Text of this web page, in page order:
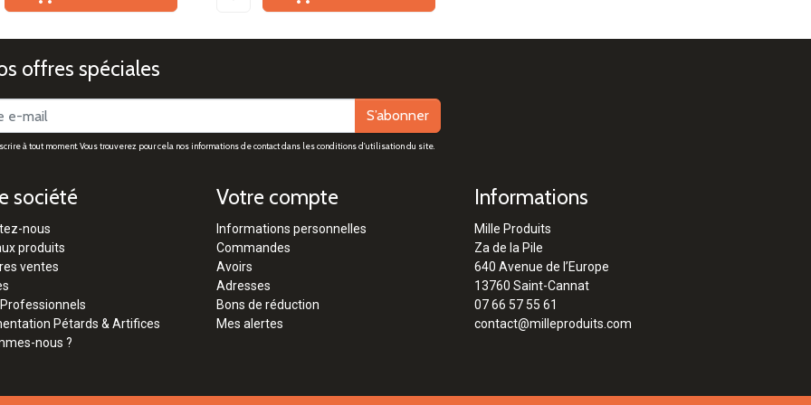
offres spéciales
S’abonner
à tout moment. Vous trouverez pour cela nos informations de contact dans les conditions d'utilisation du site.
société
nous
produits
ventes
Pétards & Artifices
nous ?
Votre compte
Informations personnelles
Commandes
Avoirs
Adresses
Bons de réduction
Mes alertes
Informations
Mille Produits
Za de la Pile
640 Avenue de l’Europe
13760 Saint-Cannat
07 66 57 55 61
contact@milleproduits.com